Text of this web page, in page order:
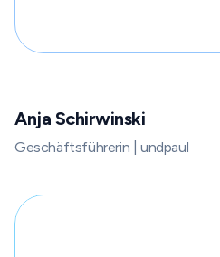
Anja Schirwinski
Geschäftsführerin | undpaul